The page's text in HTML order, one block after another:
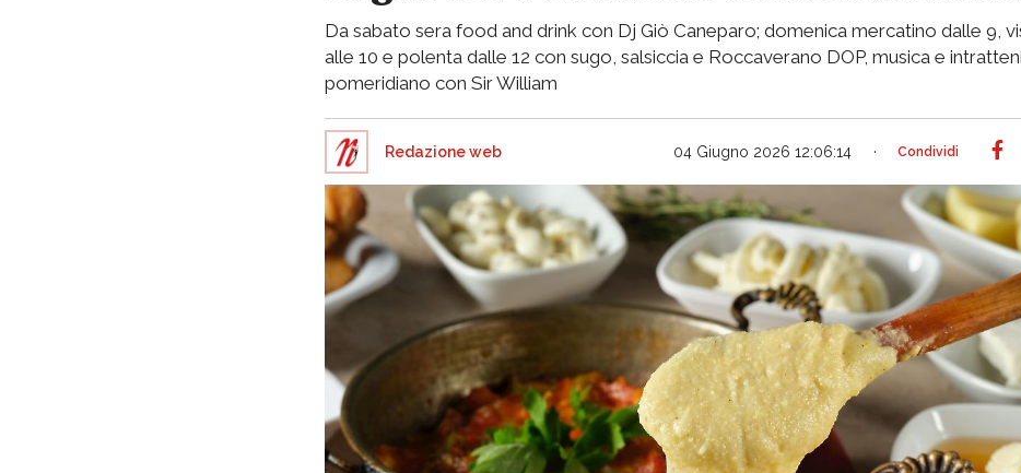
Da sabato sera food and drink con Dj Giò Caneparo; domenica mercatino dalle 9,
alle 10 e polenta dalle 12 con sugo, salsiccia e Roccaverano DOP, musica e
pomeridiano con Sir William
Redazione web 04 Giugno 2026 12:06:14